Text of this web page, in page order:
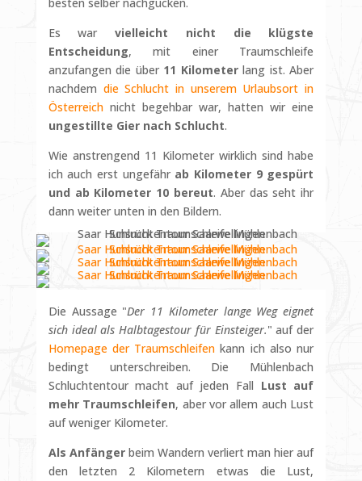
Es war vielleicht nicht die klügste
Entscheidung, mit einer Traumschleife
anzufangen die über 11 Kilometerlang ist. Aber
nachdem die Schlucht in unserem Urlaubsort in
Österreichnicht begehbar war, hatten wir eine
ungestillte Gier nach Schlucht.
Wie anstrengend 11 Kilometer wirklich sind habe
ich auch erst ungefähr ab Kilometer 9 gespürt
und ab Kilometer 10 bereut. Aber das seht ihr
dann weiter unten in den Bildern.
Die Aussage "Der 11 Kilometer lange Weg eignet
sich ideal als Halbtagestour für Einsteiger." auf der
Homepage der Traumschleifen kann ich also nur
bedingt unterschreiben. Die Mühlenbach
Schluchtentour macht auf jeden Fall Lust auf
mehr Traumschleifen, aber vor allem auch Lust
auf weniger Kilometer.
Als Anfängerbeim Wandern verliert man hier auf
den letzten 2 Kilometern etwas die Lust,